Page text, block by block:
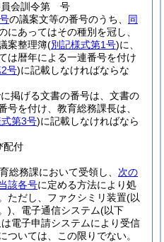
会訓令第 号
の議案文等の番号のうち、 同
にあってはその種別を冠し、
案整理簿(別記様式第1号)に、
は暦年による一連番号を付け
号)に記載しなければならな
に掲げる文書の番号は、文書の
号を付け、教育総務課長は、
第3号)に記載しなければなら
配付
総務課において受領し、 次の
該各号に定める方法により処
ただし、ファクシミリ装置(以
) 、電子通信システム(以下
は電子申請システムにより受信
ついては、この限りでない。